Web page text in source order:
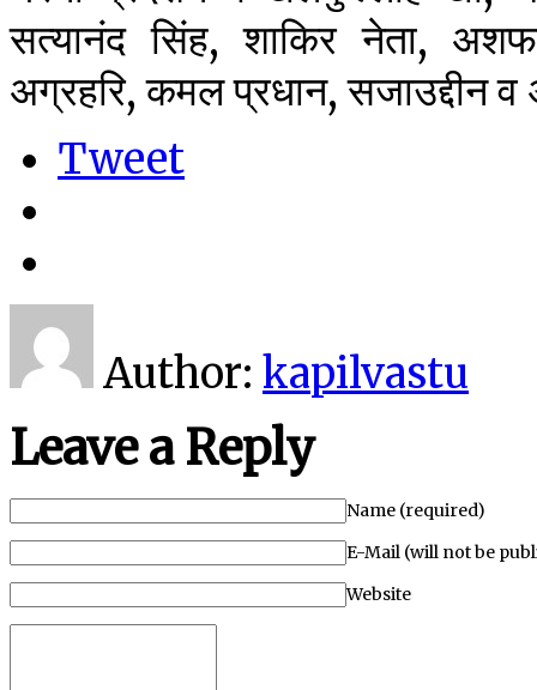
सत्यानंद सिंह, शाकिर नेता,
अग्रहरि, कमल प्रधान, सजाउद्दीन व
Tweet
Author: kapilvastu
Leave a Reply
Name (required)
E-Mail (will not be
Website